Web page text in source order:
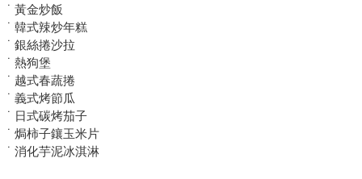
˙ 黃金炒飯
˙ 韓式辣炒年糕
˙ 銀絲捲沙拉
˙ 熱狗堡
˙ 越式春蔬捲
˙ 義式烤節瓜
˙ 日式碳烤茄子
˙ 焗柿子鑲玉米片
˙ 消化芋泥冰淇淋